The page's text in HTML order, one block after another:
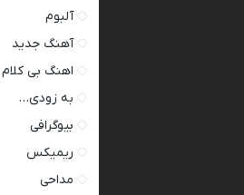
آلبوم
آهنگ جدید
اهنگ بی کلام
به زودی…
بیوگرافی
ریمیکس
مداحی